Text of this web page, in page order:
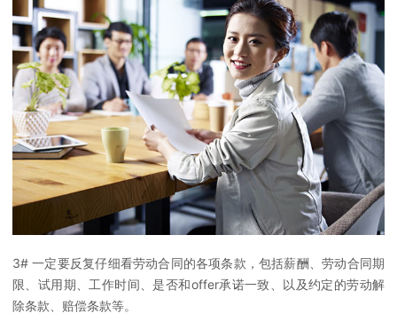
3# 一定要反复仔细看劳动合同的各项条款，包括薪酬、劳动合同期
限、试用期、工作时间、是否和offer承诺一致、以及约定的劳动解
除条款、赔偿条款等。